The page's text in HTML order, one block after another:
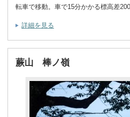
転車で移動。車で15分かかる標高差
詳細を見る
蕨山 棒ノ嶺